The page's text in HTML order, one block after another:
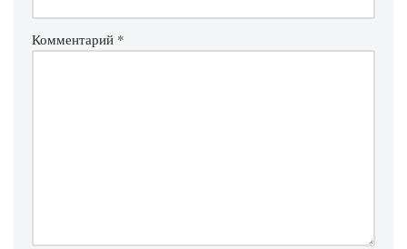
Комментарий *